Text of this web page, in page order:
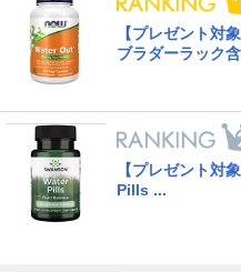
【プレゼント対
ブラダーラック
【プレゼント対
Pills ...